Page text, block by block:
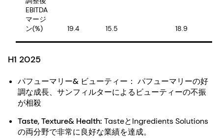
EBITDA
マージ
ン(%)
19.4 15.5 18.9
H1 2025
パフューマリー& ビューティー： パフューマリーの好
調な成長、サンフィルターによるビューティーの不振
が相殺
Taste, Texture& Health: TasteとIngredients Solutions
の両分野で非常に良好な業績を達成。